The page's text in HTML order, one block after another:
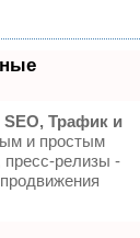
SEO, Трафик и
и простым
релизы -